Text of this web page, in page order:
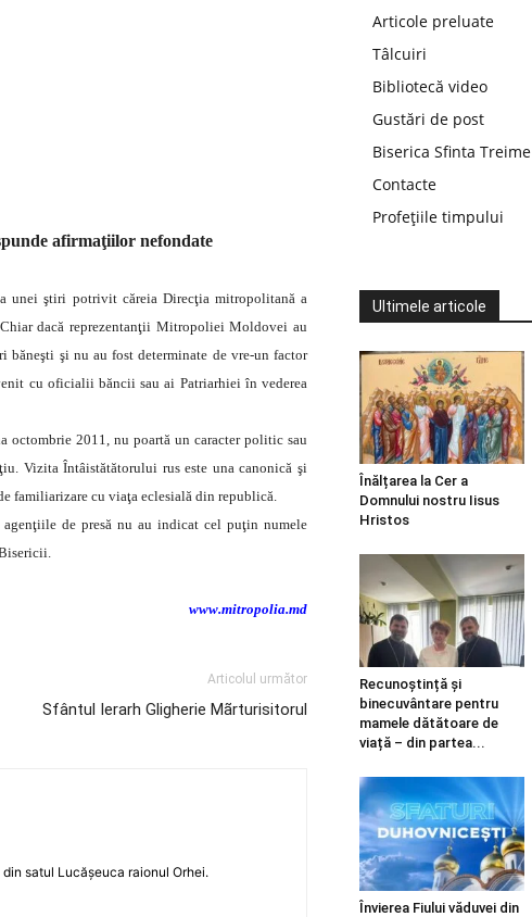
afirmaţiilor nefondate
unei ştiri potrivit căreia Direcţia mitropolitană a
dacă reprezentanţii Mitropoliei Moldovei au
băneşti şi nu au fost determinate de vre-un factor
cu oficialii băncii sau ai Patriarhiei în vederea
2011, nu poartă un caracter politic sau
Vizita Întâistătătorului rus este una canonică şi
familiarizare cu viaţa eclesială din republică.
de presă nu au indicat cel puţin numele
www.mitropolia.md
Articolul următor
Sfântul Ierarh Gligherie Mãrturisitorul
satul Lucășeuca raionul Orhei.
Articole preluate
Tâlcuiri
Bibliotecă video
Gustări de post
Biserica Sfinta Treime
Contacte
Profețiile timpului
Ultimele articole
Înălțarea la Cer a
Domnului nostru Iisus
Hristos
Recunoștință și
binecuvântare pentru
mamele dătătoare de
viață – din partea...
Învierea Fiului văduvei din